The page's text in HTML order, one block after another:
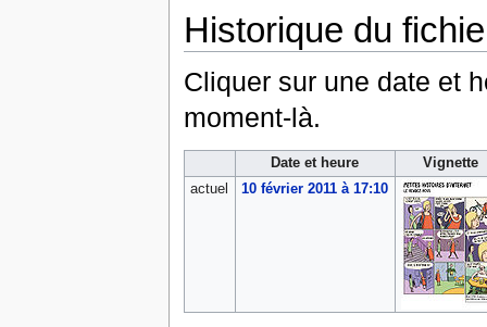
Historique du
Cliquer sur une date et
moment-là.
Date et heure
Vignette
actuel
10 février 2011 à 17:10